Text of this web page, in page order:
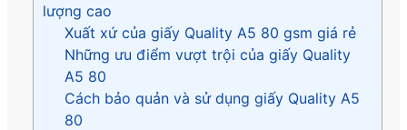
lượng cao
Xuất xứ của giấy Quality A5 80 gsm giá rẻ
Những ưu điểm vượt trội của giấy Quality
A5 80
Cách bảo quản và sử dụng giấy Quality A5
80